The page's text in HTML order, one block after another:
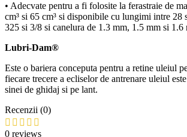
• Adecvate pentru a fi folosite la ferastraie de
cm³ si 65 cm³ si disponibile cu lungimi intre 28
325 si 3/8 si canelura de 1.3 mm, 1.5 mm si 1.6
Lubri-Dam®
Este o bariera conceputa pentru a retine uleiul
fiecare trecere a ecliselor de antrenare uleiul
sinei de ghidaj si pe lant.
Recenzii (0)
0 reviews